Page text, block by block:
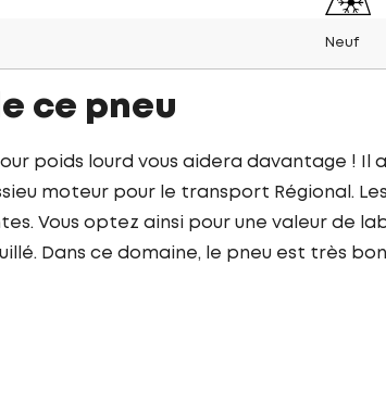
Neuf
ce pneu
poids lourd vous aidera davantage !
moteur pour le transport Régional.
Vous optez ainsi pour une valeur de
Dans ce domaine, le pneu est très bon.